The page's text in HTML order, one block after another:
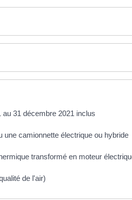
31 décembre 2021 inclus
une camionnette électrique ou hybride
transformé en moteur
de l'air)